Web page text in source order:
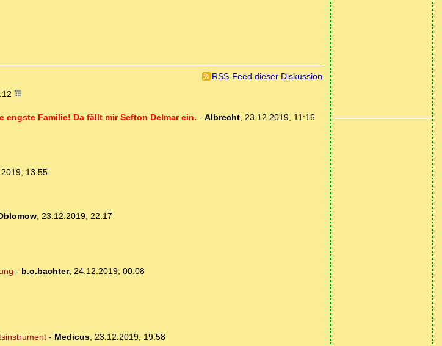
RSS-Feed dieser Diskussion
Familie! Da fällt mir Sefton Delmar ein. - Albrecht, 23.12.2019, 11:16
13:55
, 23.12.2019, 22:17
- b.o.bachter, 24.12.2019, 00:08
- Medicus, 23.12.2019, 19:58